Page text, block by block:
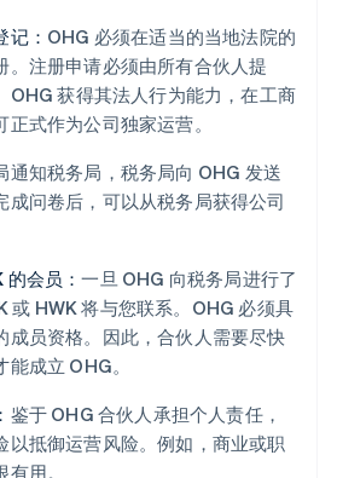
记： OHG 必须在适当的当地法院的
。注册申请必须由所有合伙人提
OHG 获得其法人行为能力，在工商
式作为公司独家运营。
通知税务局，税务局向 OHG 发送
成问卷后，可以从税务局获得公司
的会员：一旦 OHG 向税务局进行了
或 HWK 将与您联系。OHG 必须具
成员资格。因此，合伙人需要尽快
成立 OHG。
鉴于 OHG 合伙人承担个人责任，
以抵御运营风险。例如，商业或职
用。